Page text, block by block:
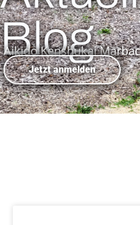
Blog
Aikido Kenshukai
Jetzt anmelden